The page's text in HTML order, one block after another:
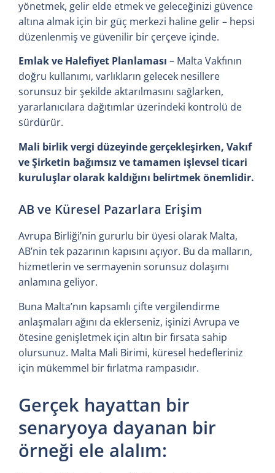
yönetmek, gelir elde etmek ve geleceğinizi güvence
altına almak için bir güç merkezi haline gelir – hepsi
düzenlenmiş ve güvenilir bir çerçeve içinde.
Emlak ve Halefiyet Planlaması – Malta Vakfının
doğru kullanımı, varlıkların gelecek nesillere
sorunsuz bir şekilde aktarılmasını sağlarken,
yararlanıcılara dağıtımlar üzerindeki kontrolü de
sürdürür.
Mali birlik vergi düzeyinde gerçekleşirken, Vakıf
ve Şirketin bağımsız ve tamamen işlevsel ticari
kuruluşlar olarak kaldığını belirtmek önemlidir.
AB ve Küresel Pazarlara Erişim
Avrupa Birliği’nin gururlu bir üyesi olarak Malta,
AB’nin tek pazarının kapısını açıyor. Bu da malların,
hizmetlerin ve sermayenin sorunsuz dolaşımı
anlamına geliyor.
Buna Malta’nın kapsamlı çifte vergilendirme
anlaşmaları ağını da eklerseniz, işinizi Avrupa ve
ötesine genişletmek için altın bir fırsata sahip
olursunuz. Malta Mali Birimi, küresel hedefleriniz
için mükemmel bir fırlatma rampasıdır.
Gerçek hayattan bir
senaryoya dayanan bir
örneği ele alalım: